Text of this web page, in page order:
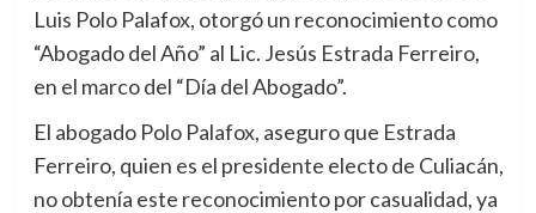
Luis Polo Palafox, otorgó un reconocimiento como
“Abogado del Año” al Lic. Jesús Estrada Ferreiro,
en el marco del “Día del Abogado”.
El abogado Polo Palafox, aseguro que Estrada
Ferreiro, quien es el presidente electo de Culiacán,
no obtenía este reconocimiento por casualidad, ya